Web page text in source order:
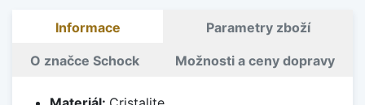
Informace Parametry zboží
O značce Schock Možnosti a ceny dopravy